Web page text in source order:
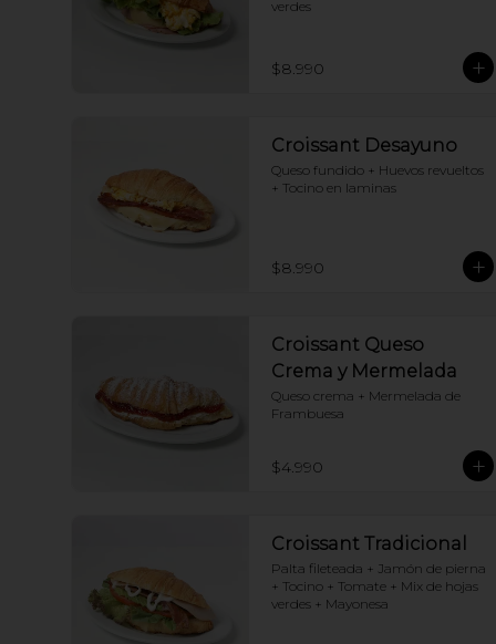
verdes
$8.990
Croissant Desayuno
Queso fundido + Huevos revueltos
+ Tocino en laminas
$8.990
Croissant Queso
Crema y Mermelada
Queso crema + Mermelada de
Frambuesa
$4.990
Croissant Tradicional
Palta fileteada + Jamón de pierna
+ Tocino + Tomate + Mix de hojas
verdes + Mayonesa